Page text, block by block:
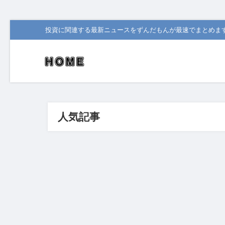
投資に関連する最新ニュースをずんだもんが最速でまとめま
人気記事